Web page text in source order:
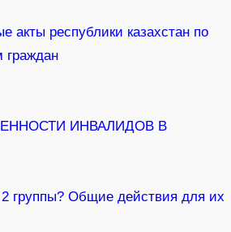
акты республики казахстан по
граждан
ИНВАЛИДОВ В
группы? Общие действия для их